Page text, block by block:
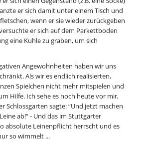
er sich damit unter einem Tisch und
wenn er sie wieder zurückgeben
er sich auf dem Parkettboden
eine Kuhle zu graben, um sich
Angewohnheiten haben wir uns
Als wir es endlich realisierten,
Spielchen nicht mehr mitspielen und
Hilfe. Ich sehe es noch heute vor mir,
Schlossgarten sagte: “Und jetzt machen
ab!“ - Und das im Stuttgarter
absolute Leinenpflicht herrscht und es
so wimmelt ...